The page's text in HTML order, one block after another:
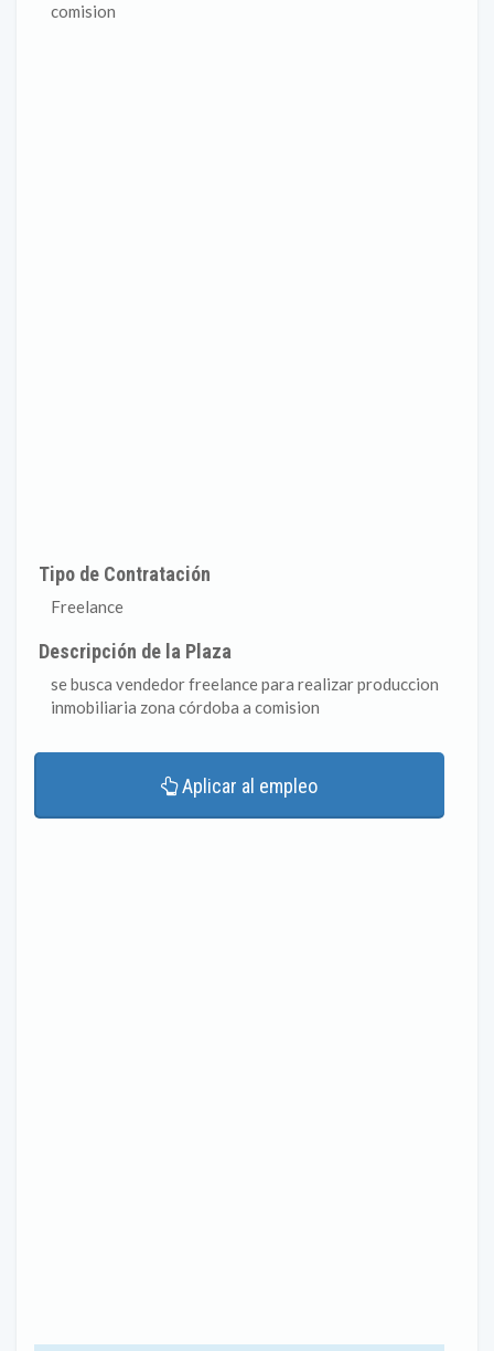
comision
Tipo de Contratación
Freelance
Descripción de la Plaza
se busca vendedor freelance para realizar produccion
inmobiliaria zona córdoba a comision
Aplicar al empleo